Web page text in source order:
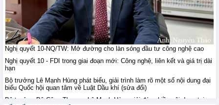
Tin hàng hoá thế giới - Thứ hai, 10-8-2026
Tham gia sâu thị trường
công nghiệp chế tạo Hà
Lan: Doanh nghiệp Việt
Hội nhập - Thứ hai, 10-8-2026
Việt Nam - Australia: Mở
chương hợp tác mới
Nghị quyết 10-NQ/TW: Mở đường cho làn sóng đầu tư công nghệ cao
Nghị quyết 10 - FDI trong giai đoạn mới: Công nghệ, liên kết và giá trị dài
hạn
Bộ trưởng Lê Mạnh Hùng phát biểu, giải trình làm rõ một số nội dung đại
biểu Quốc hội quan tâm về Luật Dầu khí (sửa đổi)
Bộ trưởng Bộ Công Thương Lê Mạnh Hùng giải đáp nhiều nội dung tại